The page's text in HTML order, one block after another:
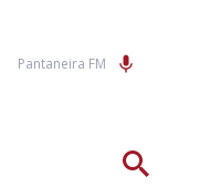
Pantaneira FM